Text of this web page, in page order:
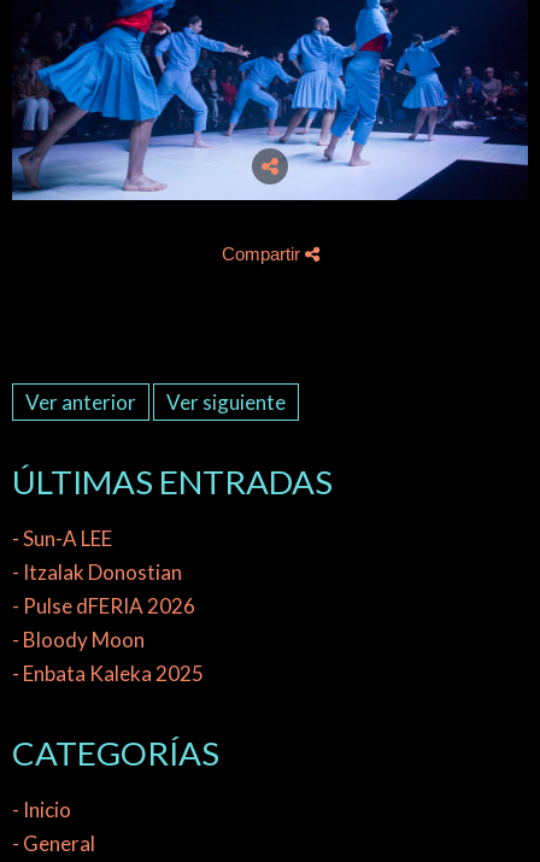
Compartir
Ver anterior Ver siguiente
ÚLTIMAS ENTRADAS
- Sun-A LEE
- Itzalak Donostian
- Pulse dFERIA 2026
- Bloody Moon
- Enbata Kaleka 2025
CATEGORÍAS
- Inicio
- General